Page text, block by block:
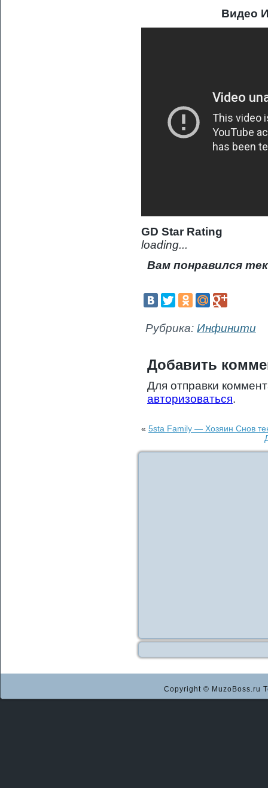
Видео
GD Star Rating
loading...
Вам понравился
Рубрика: Инфинити
Добавить
Для отправки
авторизоваться.
« 5sta Family — Хозяин Снов
Copyright © MuzoBoss.ru